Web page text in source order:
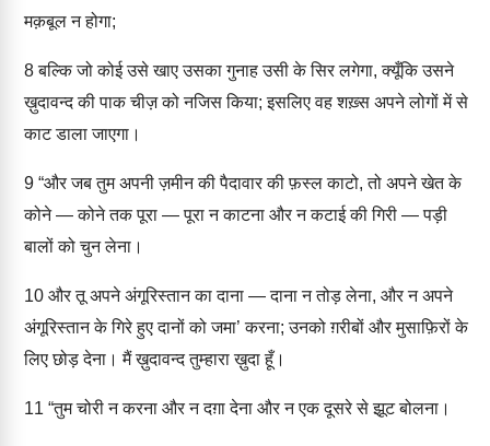
मक़बूल न होगा;
8बल्कि जो कोई उसे खाए उसका गुनाह उसी के सिर लगेगा, क्यूँकि उसने
ख़ुदावन्द की पाक चीज़ को नजिस किया; इसलिए वह शख़्स अपने लोगों में से
काट डाला जाएगा।
9 “और जब तुम अपनी ज़मीन की पैदावार की फ़स्ल काटो, तो अपने खेत के
कोने — कोने तक पूरा — पूरा न काटना और न कटाई की गिरी — पड़ी
बालों को चुन लेना।
10 और तू अपने अंगूरिस्तान का दाना — दाना न तोड़ लेना, और न अपने
अंगूरिस्तान के गिरे हुए दानों को जमा’ करना; उनको ग़रीबों और मुसाफ़िरों के
लिए छोड़ देना। मैं ख़ुदावन्द तुम्हारा ख़ुदा हूँ।
11 “तुम चोरी न करना और न दग़ा देना और न एक दूसरे से झूट बोलना।